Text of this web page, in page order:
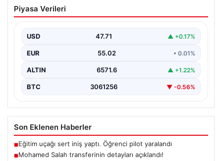
açıklandı!
Piyasa Verileri
USD 47.71 ▲ +0.17%
EUR 55.02 • 0.01%
ALTIN 6571.6 ▲ +1.22%
BTC 3061256 ▼ -0.56%
Son Eklenen Haberler
■Eğitim uçağı sert iniş yaptı. Öğrenci pilot yaralandı
■Mohamed Salah transferinin detayları açıklandı!